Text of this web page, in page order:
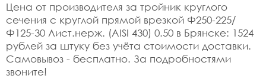
Цена от производителя за тройник круглого
сечения с круглой прямой врезкой Ф250-225/
Ф125-30 Лист.нерж. (AISI 430) 0.50 в Брянске: 1524
рублей за штуку без учёта стоимости доставки.
Самовывоз - бесплатно. За подробностями
звоните!